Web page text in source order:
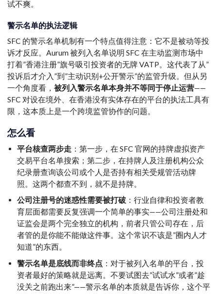
试不爽。
警示名单的执法逻辑
SFC 的警示名单机制有一个特点值得注意：它不是被动等投
诉才反应。Aurum 被列入名单说明 SFC 在主动监测市场中
打着”香港注册”旗号吸引投资者的无牌 VATP。这代表了从”
投诉后才介入”到”主动识别+公开警示”的监管升级。但从另
一个角度看， 被列入警示名单本身并不等同于停止运营——
SFC 对设在境外、在香港没有实体存在的平台的执法工具有
限，这本质上是一个跨境监管协作的问题。
怎么看
平台核查两步走 ：第一步，在 SFC 官网的持牌虚拟资产
交易平台名单搜索；第二步，在持牌人及注册机构公众
纪录册查询该公司或个人是否持有相关受规管活动牌
照。这两个都查不到，就不是持牌。
公司注册号的迷惑性需要被打破 ：行业自律和投资者教
育层面都需要反复强调一个简单的事实——公司注册处和
证监会是两个完全独立的机构，前者只管公司存在，后
者管的是你能不能做这件事。这个常识不该是”圈内人才
知道”的东西。
警示名单是底线而非终点 ：对于被列入名单的平台，投
资者最好的策略就是远离。不要试图去”试试水”或者”趁
没关之前跑出来”——警示名单的本质就是告诉你，这个平